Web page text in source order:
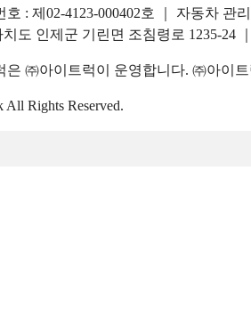
: 제02-4123-000402호 ｜ 자동차
도 인제군 기린면 조침령로 1235-24
은 ㈜아이트럭이 운영합니다. ㈜아이
Rights Reserved.